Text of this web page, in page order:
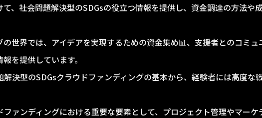
て、社会問題解決型のSDGsの役立つ情報を提供し、資金調達の方法や
の世界では、アイデアを実現するための資金集め📊、支援者とのコミ
を提供しています。
決型のSDGsクラウドファンディングの基本から、経験者には高度な
ファンディングにおける重要な要素として、プロジェクト管理やマー